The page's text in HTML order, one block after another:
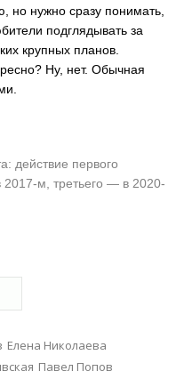
но нужно сразу понимать,
подглядывать за
крупных планов.
Ну, нет. Обычная
действие первого
2017-м, третьего — в 2020-
Елена Николаева
Павел Попов